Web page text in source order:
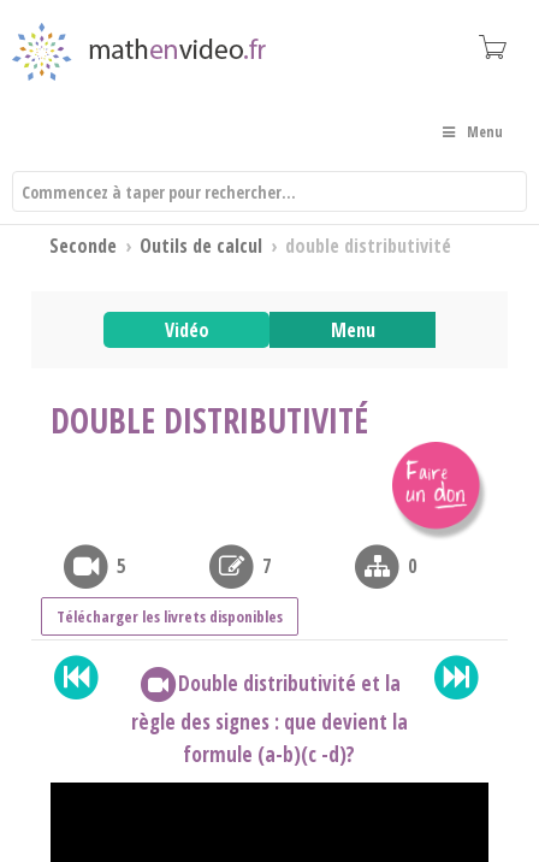
Menu
Seconde › Outils de calcul › double distributivité
Vidéo Menu
DOUBLE DISTRIBUTIVITÉ
5 7 0
Télécharger les livrets disponibles
Double distributivité et la
règle des signes : que devient la
formule (a-b)(c -d)?